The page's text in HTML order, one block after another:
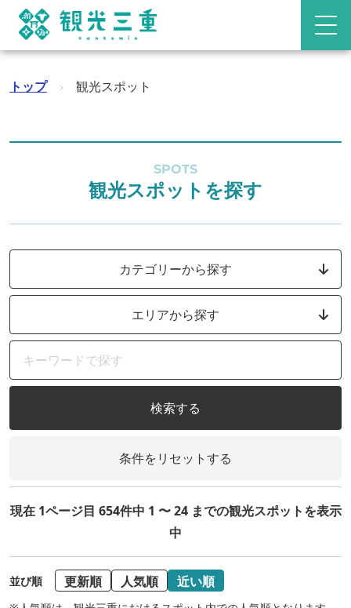
トップ › 観光スポット
SPOTS
観光スポットを探す
カテゴリーから探す
エリアから探す
検索する
条件をリセットする
現在 1ページ目 654件中 1 〜 24 までの観光スポットを表示
中
並び順 更新順 人気順 近い順